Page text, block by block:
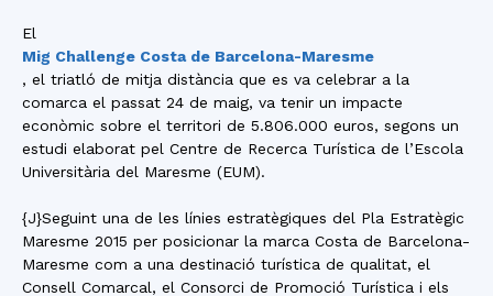
El
Mig Challenge Costa de Barcelona-Maresme
, el triatló de mitja distància que es va celebrar a la
comarca el passat 24 de maig, va tenir un impacte
econòmic sobre el territori de 5.806.000 euros, segons un
estudi elaborat pel Centre de Recerca Turística de l’Escola
Universitària del Maresme (EUM).
{J}Seguint una de les línies estratègiques del Pla Estratègic
Maresme 2015 per posicionar la marca Costa de Barcelona-
Maresme com a una destinació turística de qualitat, el
Consell Comarcal, el Consorci de Promoció Turística i els